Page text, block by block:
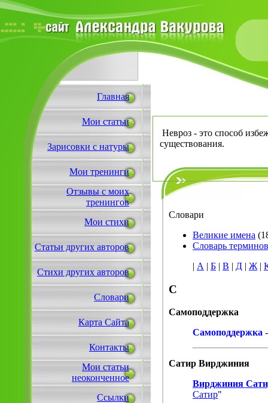
Главная
Мои статьи
Зарисовки с натуры
Мои тренинги
Отзывы с моих
тренингов
Мои стихи
Статьи других авторов
Стихи других авторов
Словари
Карта Сайта
Контакты
Мои статьи
неоконченное
Ссылки
Словари
Великие имена
Словарь терминов
| А | Б | В | Д | Ж |
С
Самоподдержка
Самоподдержка
Сатир Вирджиния
Вирджиния
Сатир"
Невроз - это способ
существования.